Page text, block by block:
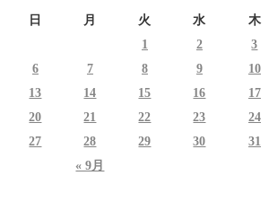
日 月 火 水 木
« 9月
1 2 3
6
7 8 9 10
13
14 15 16 17
20
21 22 23 24
27
28 29 30 31